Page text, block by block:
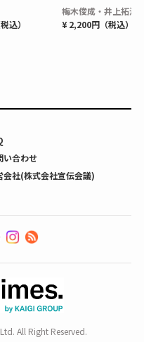
込）
梅木俊成・井上拓海
¥ 2,200円（税込）
い合わせ
会社(株式会社宣伝会議)
All Right Reserved.